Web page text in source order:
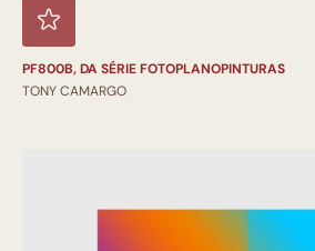
PF800B, DA SÉRIE FOTOPLANOPINTURAS
TONY CAMARGO